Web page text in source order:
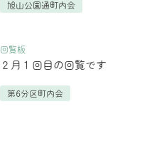
旭山公園通町内会
回覧板
２月１回目の回覧です
第6分区町内会